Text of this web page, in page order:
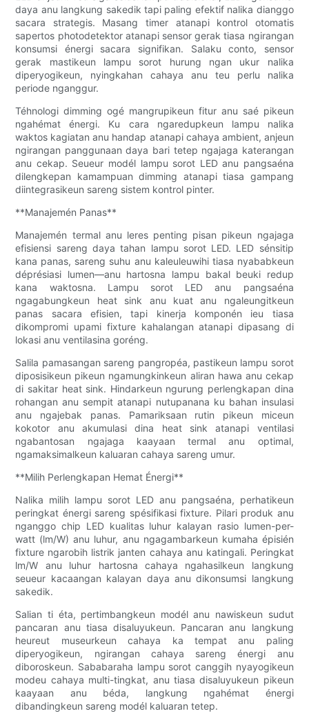
daya anu langkung sakedik tapi paling efektif nalika dianggo
sacara strategis. Masang timer atanapi kontrol otomatis
sapertos photodetektor atanapi sensor gerak tiasa ngirangan
konsumsi énergi sacara signifikan. Salaku conto, sensor
gerak mastikeun lampu sorot hurung ngan ukur nalika
diperyogikeun, nyingkahan cahaya anu teu perlu nalika
periode nganggur.
Téhnologi dimming ogé mangrupikeun fitur anu saé pikeun
ngahémat énergi. Ku cara ngaredupkeun lampu nalika
waktos kagiatan anu handap atanapi cahaya ambient, anjeun
ngirangan panggunaan daya bari tetep ngajaga katerangan
anu cekap. Seueur modél lampu sorot LED anu pangsaéna
dilengkepan kamampuan dimming atanapi tiasa gampang
diintegrasikeun sareng sistem kontrol pinter.
**Manajemén Panas**
Manajemén termal anu leres penting pisan pikeun ngajaga
efisiensi sareng daya tahan lampu sorot LED. LED sénsitip
kana panas, sareng suhu anu kaleuleuwihi tiasa nyababkeun
déprésiasi lumen—anu hartosna lampu bakal beuki redup
kana waktosna. Lampu sorot LED anu pangsaéna
ngagabungkeun heat sink anu kuat anu ngaleungitkeun
panas sacara efisien, tapi kinerja komponén ieu tiasa
dikompromi upami fixture kahalangan atanapi dipasang di
lokasi anu ventilasina goréng.
Salila pamasangan sareng pangropéa, pastikeun lampu sorot
diposisikeun pikeun ngamungkinkeun aliran hawa anu cekap
di sakitar heat sink. Hindarkeun ngurung perlengkapan dina
rohangan anu sempit atanapi nutupanana ku bahan insulasi
anu ngajebak panas. Pamariksaan rutin pikeun miceun
kokotor anu akumulasi dina heat sink atanapi ventilasi
ngabantosan ngajaga kaayaan termal anu optimal,
ngamaksimalkeun kaluaran cahaya sareng umur.
**Milih Perlengkapan Hemat Énergi**
Nalika milih lampu sorot LED anu pangsaéna, perhatikeun
peringkat énergi sareng spésifikasi fixture. Pilari produk anu
nganggo chip LED kualitas luhur kalayan rasio lumen-per-
watt (lm/W) anu luhur, anu ngagambarkeun kumaha épisién
fixture ngarobih listrik janten cahaya anu katingali. Peringkat
lm/W anu luhur hartosna cahaya ngahasilkeun langkung
seueur kacaangan kalayan daya anu dikonsumsi langkung
sakedik.
Salian ti éta, pertimbangkeun modél anu nawiskeun sudut
pancaran anu tiasa disaluyukeun. Pancaran anu langkung
heureut museurkeun cahaya ka tempat anu paling
diperyogikeun, ngirangan cahaya sareng énergi anu
diboroskeun. Sababaraha lampu sorot canggih nyayogikeun
modeu cahaya multi-tingkat, anu tiasa disaluyukeun pikeun
kaayaan anu béda, langkung ngahémat énergi
dibandingkeun sareng modél kaluaran tetep.